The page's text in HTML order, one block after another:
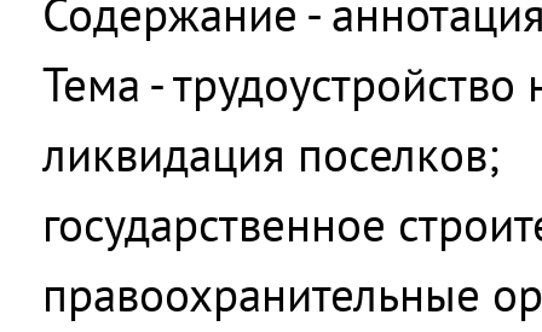
Содержание -
Тема - трудоустройство
ликвидация поселков;
государственное
правоохранительные